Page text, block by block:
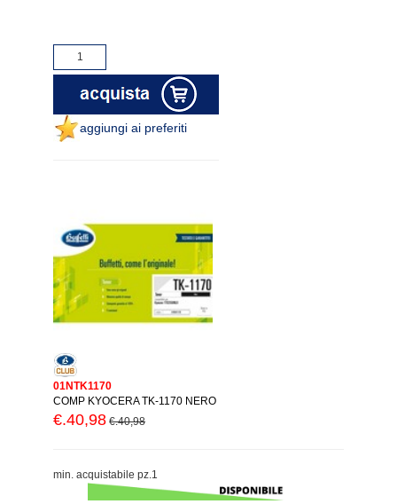
aggiungi ai preferiti
01NTK1170
COMP KYOCERA TK-1170 NERO
€.40,98 €.40,98
min. acquistabile pz.1